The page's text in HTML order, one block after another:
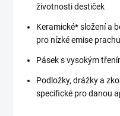
životnosti destiček
Keramické* složení a
pro nízké emise
Pásek s vysokým
Podložky, drážky a
specifické pro danou